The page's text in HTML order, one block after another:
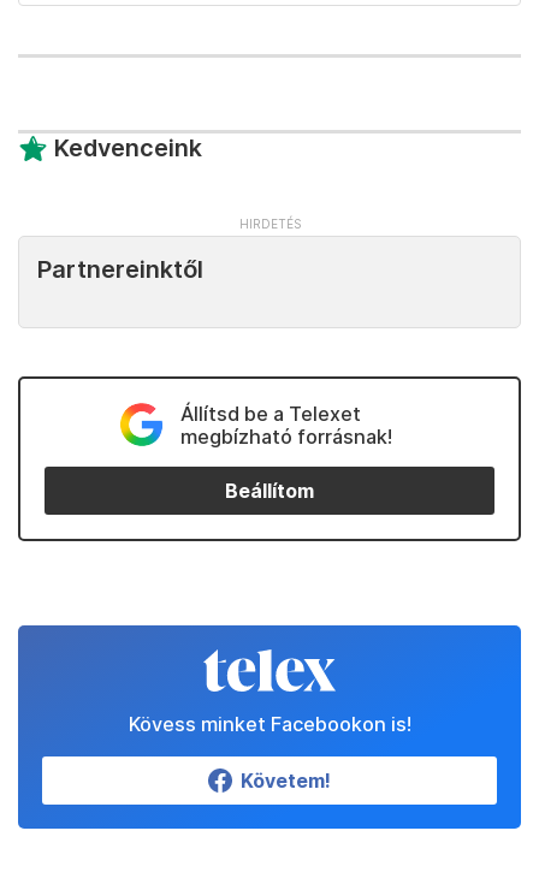
Kedvenceink
Partnereinktől
Állítsd be a Telexet
megbízható forrásnak!
Beállítom
Kövess minket Facebookon is!
Követem!